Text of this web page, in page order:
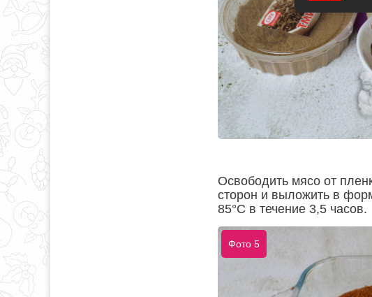
Освободить мясо от
сторон и выложить в
85°C в течение 3,5 часов.
Фото 5